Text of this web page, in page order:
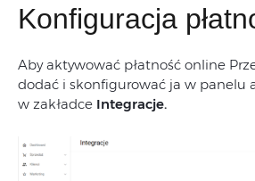
Konfiguracja
Aby aktywować płatność online
dodać i skonfigurować ja w panelu
w zakładce Integracje.